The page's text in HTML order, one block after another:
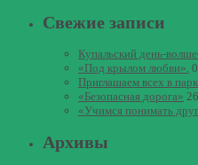
Свежие записи
Купальский день-
«Под крылом любви».
Приглашаем всех в
«Безопасная дорога»
«Учимся понимать
Архивы